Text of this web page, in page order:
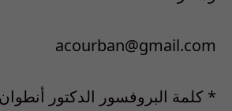
acourban@gmail.com
* كلمة البروفسور الدكتور